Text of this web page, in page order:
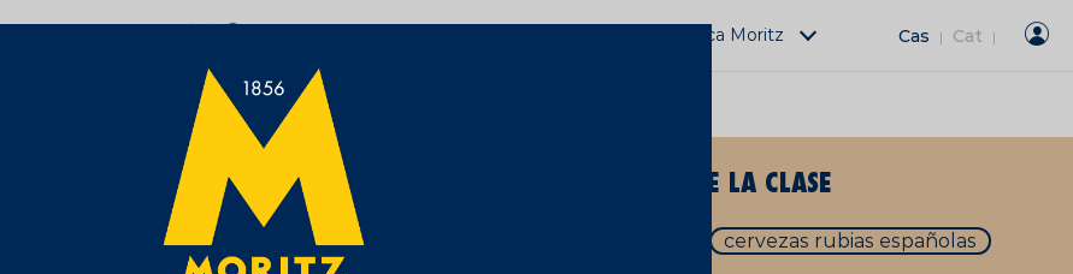
Actividades Fàbrica Moritz Cas | Cat |
UN ESPACIO QUE TE ACERCA LA CULTURA CERVECERA
CERVEZA RUBIA, LA MÁS POPULAR DE LA CLASE
cerveza rubia
cervezas rubias españolas